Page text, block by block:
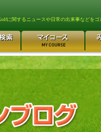
に関するニュースや日常の出来事などを